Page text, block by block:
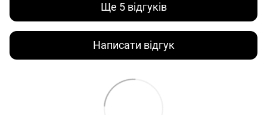
Ще 5 відгуків
Написати відгук